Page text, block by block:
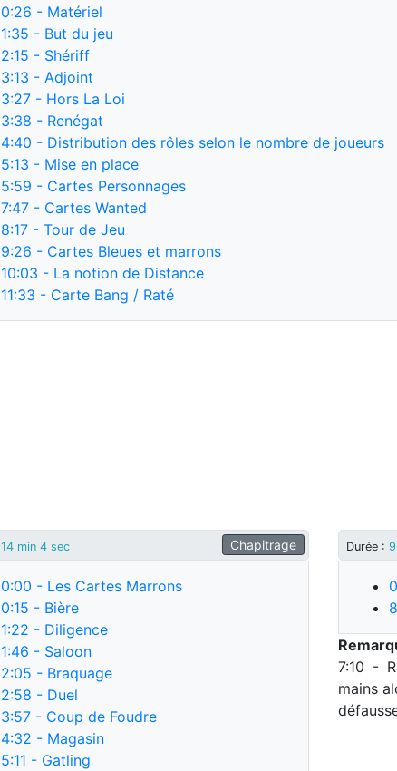
0:26 - Matériel
1:35 - But du jeu
2:15 - Shériff
3:13 - Adjoint
3:27 - Hors La Loi
3:38 - Renégat
4:40 - Distribution des rôles selon le nombre de joueurs
5:13 - Mise en place
5:59 - Cartes Personnages
7:47 - Cartes Wanted
8:17 - Tour de Jeu
9:26 - Cartes Bleues et marrons
10:03 - La notion de Distance
11:33 - Carte Bang / Raté
14 min 4 sec Chapitrage
0:00 - Les Cartes Marrons
0:15 - Bière
1:22 - Diligence
1:46 - Saloon
2:05 - Braquage
2:58 - Duel
3:57 - Coup de Foudre
4:32 - Magasin
5:11 - Gatling
Durée :
7:10 -
mains